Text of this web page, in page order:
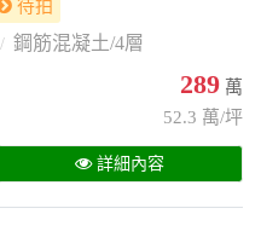
待拍
鋼筋混凝土/4層
289 萬
52.3 萬/坪
詳細內容